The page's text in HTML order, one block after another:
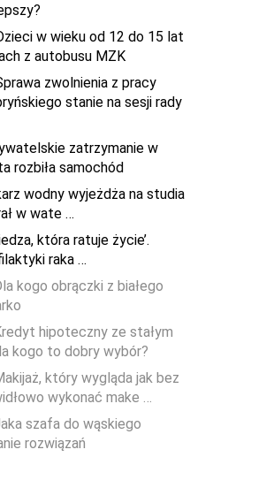
w wieku od 12 do 15 lat
z autobusu MZK
zwolnienia z pracy
stanie na sesji rady
zatrzymanie w
rozbiła samochód
wodny wyjeżdża na studia
w wate …
która ratuje życie’.
raka …
kogo obrączki z białego
hipoteczny ze stałym
kogo to dobry wybór?
który wygląda jak bez
wykonać make …
szafa do wąskiego
rozwiązań